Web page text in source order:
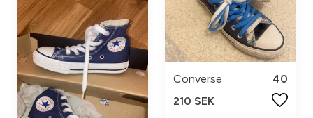
Converse
40
210 SEK